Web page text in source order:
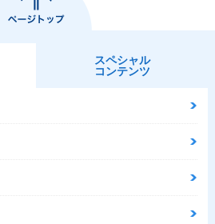
スペシャル
コンテンツ